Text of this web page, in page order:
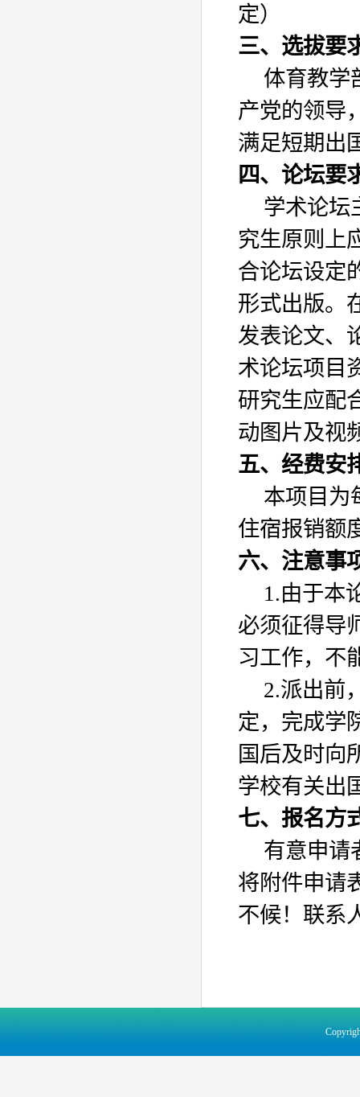
定）
三、选拔要
体育教学
产党的领导
满足短期出
四、论坛要
学术论坛
究生原则上
合论坛设定
形式出版。
发表论文、
术论坛项目
研究生应配
动图片及视
五、经费安
本项目为
住宿报销额
六、注意事
1.由于本
必须征得导
习工作，不
2.派出前
定，完成学
国后及时向
学校有关出
七、报名方
有意申请
将附件申请
不候！联系